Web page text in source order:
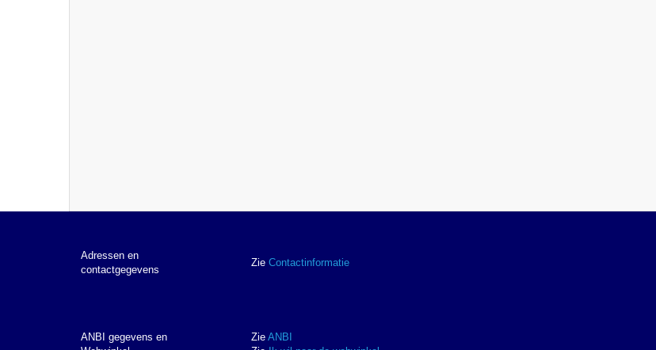
Adressen en
contactgegevens
Zie Contactinformatie
ANBI gegevens en
Zie ANBI